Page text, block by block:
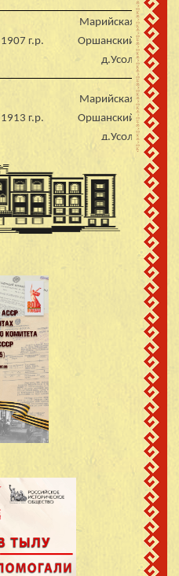
1907 г.р.
Марийская АССР,
Оршанский район
д.Усолье
1913 г.р.
Марийская АССР,
Оршанский район
д.Усолье
1909 г.р.
Марийская АССР,
Оршанский район
д.Усолье
Марийская АССР,
Оршанский район
1914 г.р.
Марийская АССР,
Оршанский район
д.Усолье
1907
Марийская АССР,
Пектубаевский р-н,
д.Мушинцы
Марийская АССР,
Пектубаевский р-н,
д.Мушинцы
Марийская АССР,
Пектубаевский р-н,
д.Мушинцы